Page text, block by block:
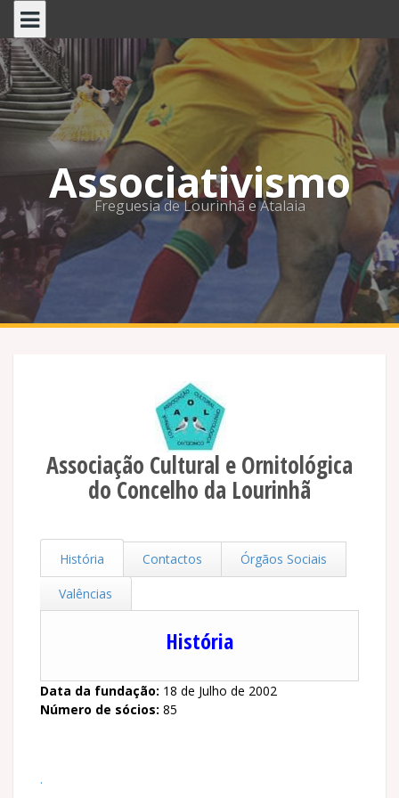
Skip
content
Associativismo
Freguesia de Lourinhã e Atalaia
Associação Cultural e Ornitológica
do Concelho da Lourinhã
História Contactos Órgãos Sociais
Valências
História
Data da fundação: 18 de Julho de 2002
Número de sócios: 85
.